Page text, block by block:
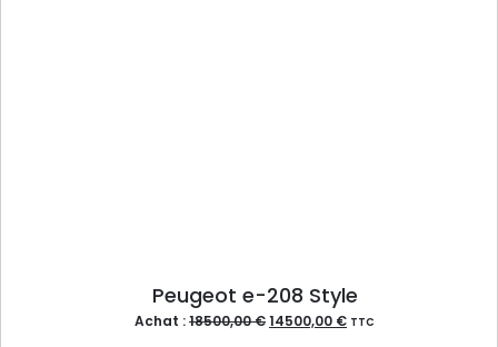
Peugeot e-208 Style
Achat :18500,00€14500,00 € TTC